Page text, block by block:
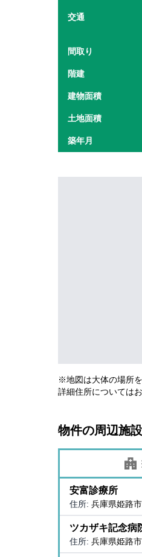
交通
間取り
階建
建物面積
土地面積
築年月
※地図は大体の場所
詳細住所については
物件の周辺施
安富診療所
住所: 兵庫県姫路
ツカザキ記念病
住所: 兵庫県姫路